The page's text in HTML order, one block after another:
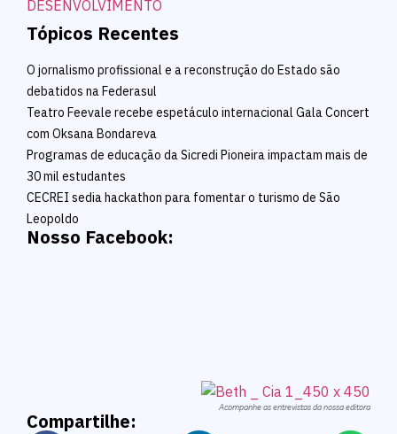
Tópicos Recentes
O jornalismo profissional e a reconstrução do Estado são
debatidos na Federasul
Teatro Feevale recebe espetáculo internacional Gala Concert
com Oksana Bondareva
Programas de educação da Sicredi Pioneira impactam mais de
30 mil estudantes
CECREI sedia hackathon para fomentar o turismo de São
Leopoldo
Nosso Facebook:
Acompanhe as entrevistas da nossa editora
Compartilhe: